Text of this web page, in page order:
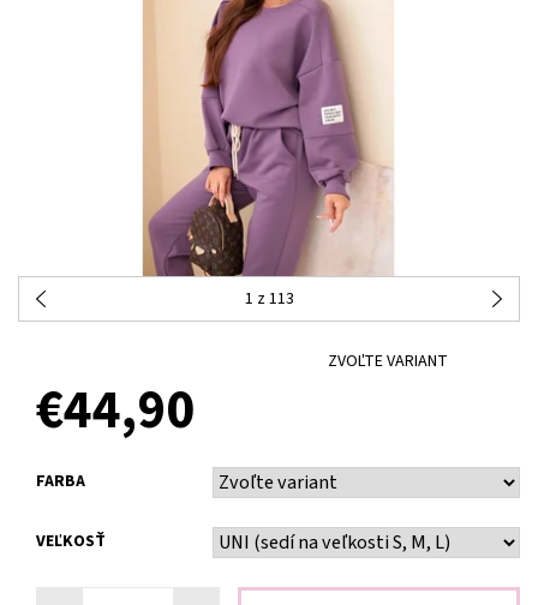
1 z 113
ZVOĽTE VARIANT
€44,90
FARBA
VEĽKOSŤ